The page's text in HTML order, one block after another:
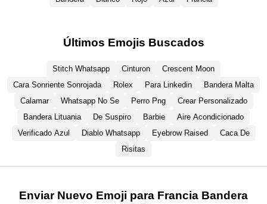
Últimos Emojis Buscados
Stitch Whatsapp Cinturon
Crescent Moon
Cara Sonriente Sonrojada
Rolex Para Linkedin
Bandera Malta
Calamar
Whatsapp No Se Perro Png
Crear Personalizado
Bandera Lituania
De Suspiro Barbie
Aire Acondicionado
Verificado Azul
Diablo Whatsapp Eyebrow Raised
Caca De
Risitas
Enviar Nuevo Emoji para Francia Bandera